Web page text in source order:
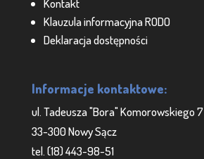
Kontakt
Klauzula informacyjna RODO
Deklaracja dostępności
Informacje kontaktowe:
ul. Tadeusza "Bora" Komorowskiego 7
33-300 Nowy Sącz
tel. (18) 443-98-51